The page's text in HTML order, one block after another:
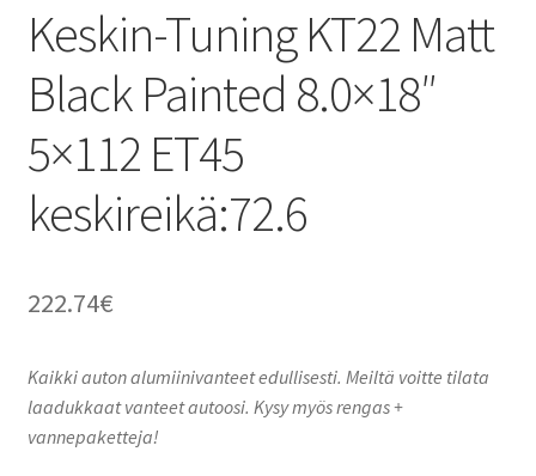
Keskin-Tuning KT22 Matt
Black Painted 8.0×18″
5×112 ET45
keskireikä:72.6
222.74€
Kaikki auton alumiinivanteet edullisesti. Meiltä voitte tilata
laadukkaat vanteet autoosi. Kysy myös rengas +
vannepaketteja!